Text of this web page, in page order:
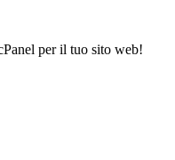
per il tuo sito web!